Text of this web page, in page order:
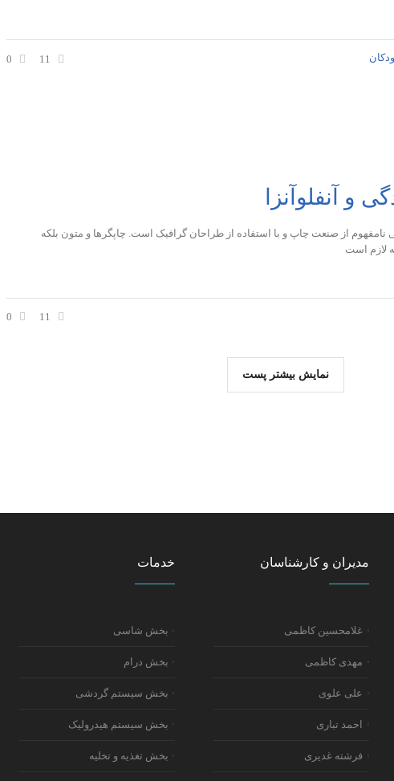
11
0
و آنفلوآنزا
نامفهوم از صنعت چاپ و با استفاده از طراحان گرافیک است. چاپگرها و متون بلکه
لازم است
11
0
نمایش بیشتر پست
مدیران و کارشناسان
غلامحسین کاظمی
مهدی کاظمی
علی علوی
احمد تباری
فرشته غدیری
خدمات
بخش شاسی
بخش درام
بخش سیستم گردشی
بخش سیستم هیدرولیک
بخش تغذیه و تخلیه